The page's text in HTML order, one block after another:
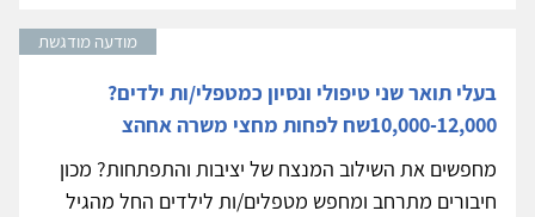
מודעה מודגשת
בעלי תואר שני טיפולי ונסיון כמטפלי/ות ילדים?
10,000-12,000שח לפחות מחצי משרה אחהצ
מחפשים את השילוב המנצח של יציבות והתפתחות? מכון
חיבורים מתרחב ומחפש מטפלים/ות לילדים החל מהגיל